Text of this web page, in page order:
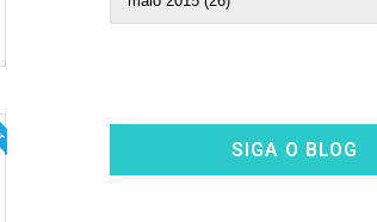
SIGA O BLOG